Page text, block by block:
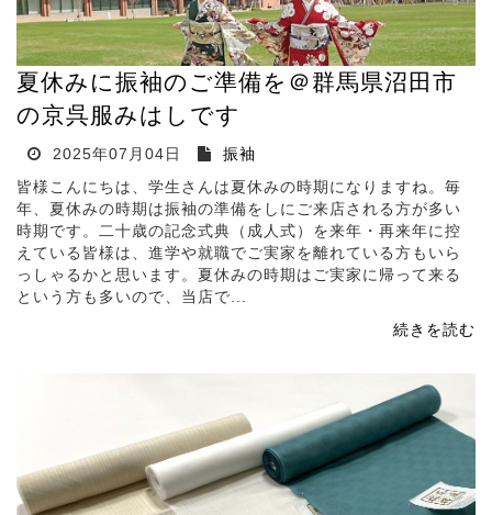
夏休みに振袖のご準備を＠群馬県沼田市
の京呉服みはしです
2025年07月04日
振袖
皆様こんにちは、学生さんは夏休みの時期になりますね。毎
年、夏休みの時期は振袖の準備をしにご来店される方が多い
時期です。二十歳の記念式典（成人式）を来年・再来年に控
えている皆様は、進学や就職でご実家を離れている方もいら
っしゃるかと思います。夏休みの時期はご実家に帰って来る
という方も多いので、当店で...
続きを読む